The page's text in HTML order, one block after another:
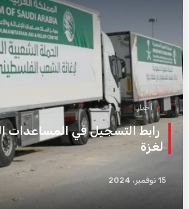
أخبار
رابط التسجيل في المساعدات
لغزة
15 نوفمبر، 2024